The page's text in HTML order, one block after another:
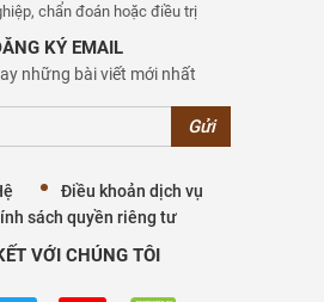
chẩn đoán hoặc điều trị
KÝ EMAIL
những bài viết mới nhất
Điều khoản dịch vụ
sách quyền riêng tư
VỚI CHÚNG TÔI